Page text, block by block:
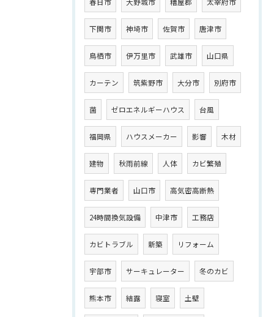
下関市 神埼市 佐賀市 唐津市
鳥栖市 伊万里市 武雄市 山口県
カーテン 筑紫野市 大分市 別府市
菌 ゼロエネルギーハウス 台風
福岡県 ハウスメーカー 影響 木材
建物 秋雨前線 人体 カビ繁殖
専門業者 山口市 高気密高断熱
24時間換気設備 中津市 工務店
カビトラブル 新築 リフォーム
宇部市 サーキュレーター 冬のカビ
熊本市 結露 寝室 土壁